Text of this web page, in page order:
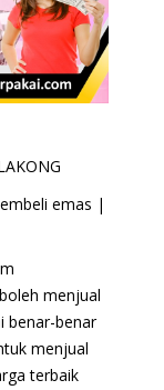
emas |
menjual
benar-benar
menjual
terbaik